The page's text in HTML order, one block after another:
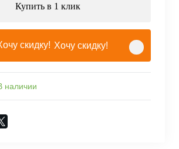
Купить в 1 клик
Хочу скидку!
наличии